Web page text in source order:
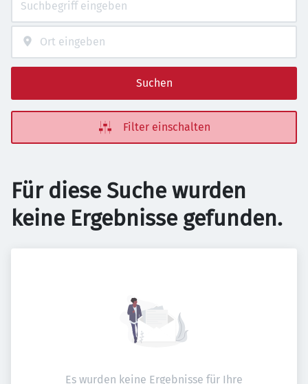
Suchen
Filter einschalten
Für diese Suche wurden
keine Ergebnisse gefunden.
Es wurden keine Ergebnisse für Ihre